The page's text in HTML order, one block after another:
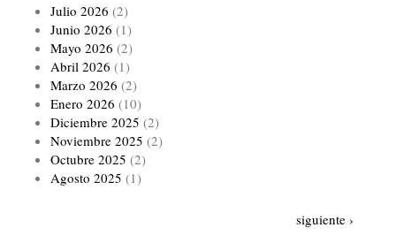
Julio 2026 (2)
Junio 2026 (1)
Mayo 2026 (2)
Abril 2026 (1)
Marzo 2026 (2)
Enero 2026 (10)
Diciembre 2025 (2)
Noviembre 2025 (2)
Octubre 2025 (2)
Agosto 2025 (1)
Siguiente
siguiente ›